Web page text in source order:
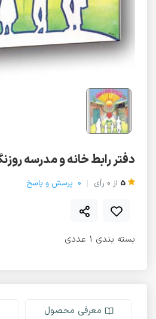
دفتر رابط خانه و مدرسه
5 از 0 رأی 0 پرسش و پاسخ
بسته بندی 1 عددی
معرفی محصول